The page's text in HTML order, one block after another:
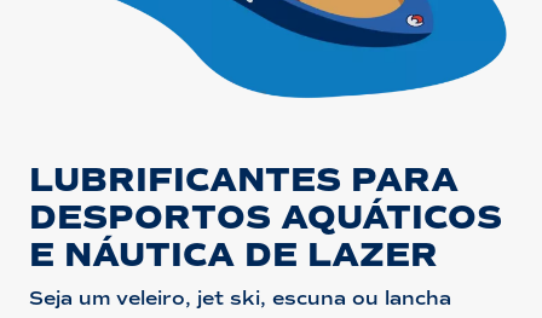
LUBRIFICANTES PARA
DESPORTOS AQUÁTICOS
E NÁUTICA DE LAZER
Seja um veleiro, jet ski, escuna ou lancha